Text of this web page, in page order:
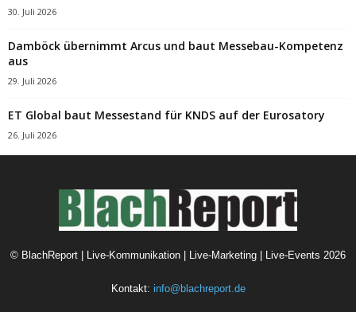
30. Juli 2026
Damböck übernimmt Arcus und baut Messebau-Kompetenz
aus
29. Juli 2026
ET Global baut Messestand für KNDS auf der Eurosatory
26. Juli 2026
© BlachReport | Live-Kommunikation | Live-Marketing | Live-Events 2026
Kontakt: info@blachreport.de